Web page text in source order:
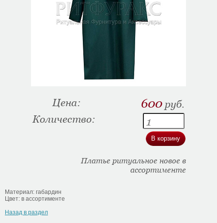
Цена: 600 руб.
Количество:
Платье ритуальное новое в
ассортименте
Материал: габардин
Цвет: в ассортименте
Назад в раздел